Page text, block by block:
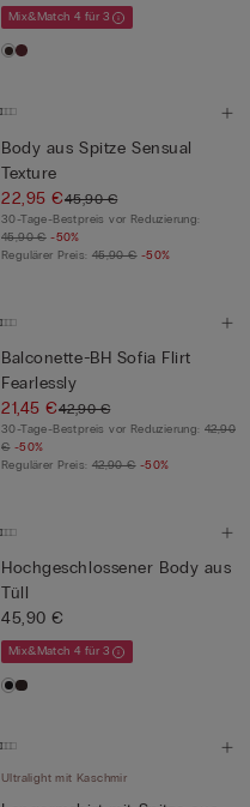
Mix&Match 4 für 3
Body aus Spitze Sensual
Texture
22,95 €45,90 €
30-Tage-Bestpreis vor Reduzierung:
45,90 € -50%
Regulärer Preis: 45,90 € -50%
Balconette-BH Sofia Flirt
Fearlessly
21,45 €42,90 €
30-Tage-Bestpreis vor Reduzierung: 42,90
€ -50%
Regulärer Preis: 42,90 € -50%
Hochgeschlossener Body aus
Tüll
45,90 €
Mix&Match 4 für 3
Ultralight mit Kaschmir